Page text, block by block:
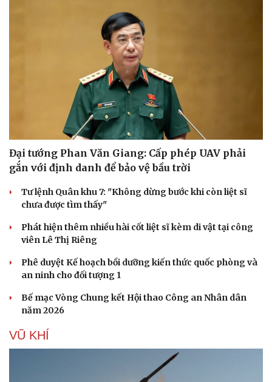
Đại tướng Phan Văn Giang: Cấp phép UAV phải
gắn với định danh để bảo vệ bầu trời
Tư lệnh Quân khu 7: "Không dừng bước khi còn liệt sĩ
chưa được tìm thấy"
Phát hiện thêm nhiều hài cốt liệt sĩ kèm di vật tại công
viên Lê Thị Riêng
Phê duyệt Kế hoạch bồi dưỡng kiến thức quốc phòng và
an ninh cho đối tượng 1
Bế mạc Vòng Chung kết Hội thao Công an Nhân dân
năm 2026
VŨ KHÍ